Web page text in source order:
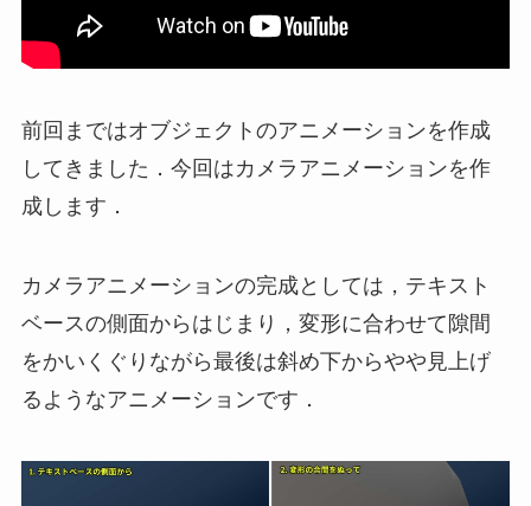
前回まではオブジェクトのアニメーションを作成
してきました．今回はカメラアニメーションを作
成します．
カメラアニメーションの完成としては，テキスト
ベースの側面からはじまり，変形に合わせて隙間
をかいくぐりながら最後は斜め下からやや見上げ
るようなアニメーションです．